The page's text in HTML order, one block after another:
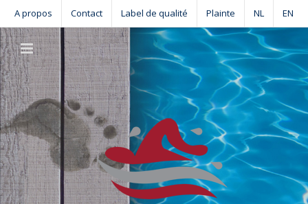
content
A propos Contact Label de qualité Plainte NL EN